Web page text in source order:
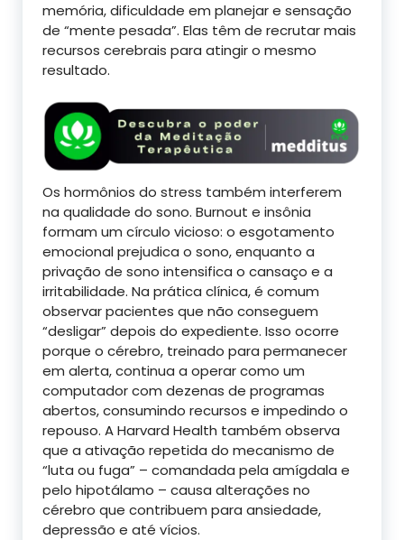
memória, dificuldade em planejar e sensação
de “mente pesada”. Elas têm de recrutar mais
recursos cerebrais para atingir o mesmo
resultado.
Os hormônios do stress também interferem
na qualidade do sono. Burnout e insônia
formam um círculo vicioso: o esgotamento
emocional prejudica o sono, enquanto a
privação de sono intensifica o cansaço e a
irritabilidade. Na prática clínica, é comum
observar pacientes que não conseguem
“desligar” depois do expediente. Isso ocorre
porque o cérebro, treinado para permanecer
em alerta, continua a operar como um
computador com dezenas de programas
abertos, consumindo recursos e impedindo o
repouso. A Harvard Health também observa
que a ativação repetida do mecanismo de
“luta ou fuga” – comandada pela amígdala e
pelo hipotálamo – causa alterações no
cérebro que contribuem para ansiedade,
depressão e até vícios.